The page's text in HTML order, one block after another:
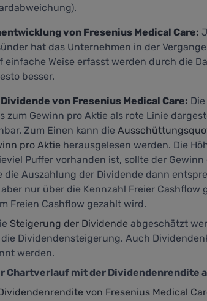
von Fresenius Medical Care:
hat das Unternehmen in der
einfache Weise erfasst werden durch die
besser.
von Fresenius Medical Care:
zum Gewinn pro Aktie als rote Linie
Zum Einen kann die
pro Aktie herausgelesen werden. Die
Puffer vorhanden ist, sollte der
die Auszahlung der Dividende dann
nur über die Kennzahl Freier Cashflow
Freien Cashflow gezahlt wird.
Steigerung der Dividende abgeschätzt
Dividendensteigerung. Auch
werden.
Chartverlauf mit der Dividendenrendite
von Fresenius Medical